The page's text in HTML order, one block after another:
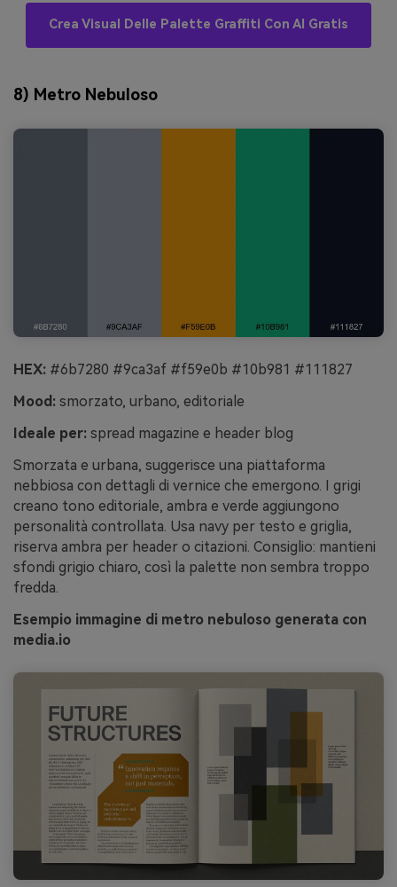
Crea Visual Delle Palette Graffiti Con AI Gratis
8) Metro Nebuloso
HEX: #6b7280 #9ca3af #f59e0b #10b981 #111827
Mood: smorzato, urbano, editoriale
Ideale per: spread magazine e header blog
Smorzata e urbana, suggerisce una piattaforma
nebbiosa con dettagli di vernice che emergono. I grigi
creano tono editoriale, ambra e verde aggiungono
personalità controllata. Usa navy per testo e griglia,
riserva ambra per header o citazioni. Consiglio: mantieni
sfondi grigio chiaro, così la palette non sembra troppo
fredda.
Esempio immagine di metro nebuloso generata con
media.io